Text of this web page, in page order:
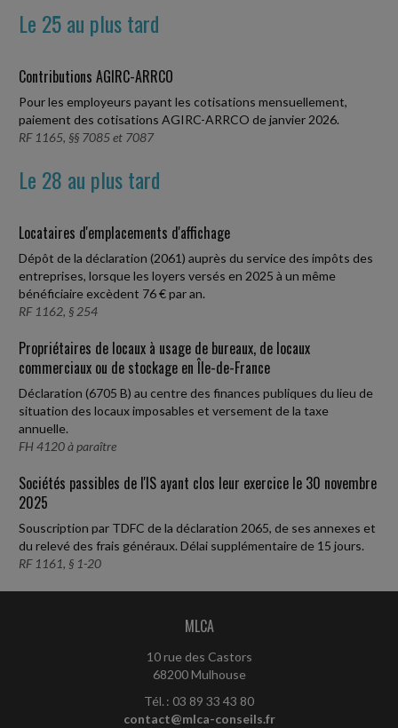
Le 25 au plus tard
Contributions AGIRC-ARRCO
Pour les employeurs payant les cotisations mensuellement,
paiement des cotisations AGIRC-ARRCO de janvier 2026.
RF 1165, §§ 7085 et 7087
Le 28 au plus tard
Locataires d'emplacements d'affichage
Dépôt de la déclaration (2061) auprès du service des impôts des
entreprises, lorsque les loyers versés en 2025 à un même
bénéficiaire excèdent 76 € par an.
RF 1162, § 254
Propriétaires de locaux à usage de bureaux, de locaux
commerciaux ou de stockage en Île-de-France
Déclaration (6705 B) au centre des finances publiques du lieu de
situation des locaux imposables et versement de la taxe
annuelle.
FH 4120 à paraître
Sociétés passibles de l'IS ayant clos leur exercice le 30 novembre
2025
Souscription par TDFC de la déclaration 2065, de ses annexes et
du relevé des frais généraux. Délai supplémentaire de 15 jours.
RF 1161, § 1-20
MLCA
10 rue des Castors
68200 Mulhouse
Tél. : 03 89 33 43 80
contact@mlca-conseils.fr